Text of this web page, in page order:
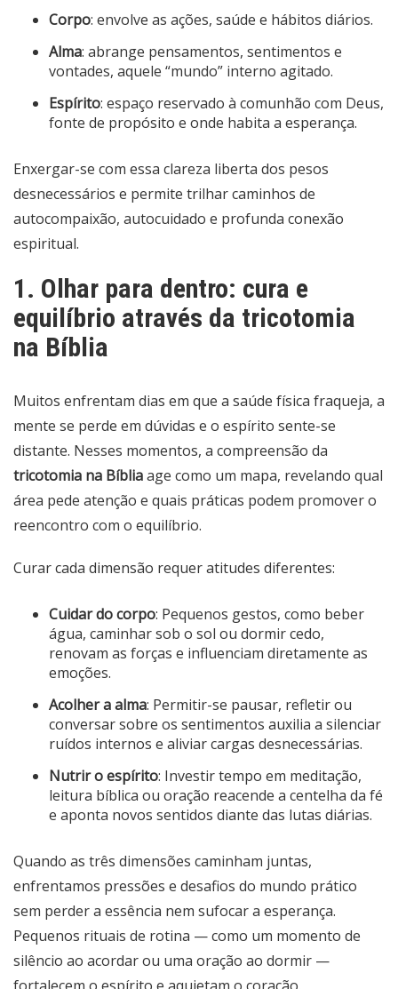
Corpo: envolve as ações, saúde e hábitos diários.
Alma: abrange pensamentos, sentimentos e
vontades, aquele “mundo” interno agitado.
Espírito: espaço reservado à comunhão com Deus,
fonte de propósito e onde habita a esperança.
Enxergar-se com essa clareza liberta dos pesos
desnecessários e permite trilhar caminhos de
autocompaixão, autocuidado e profunda conexão
espiritual.
1. Olhar para dentro: cura e
equilíbrio através da tricotomia
na Bíblia
Muitos enfrentam dias em que a saúde física fraqueja, a
mente se perde em dúvidas e o espírito sente-se
distante. Nesses momentos, a compreensão da
tricotomia na Bíbliaage como um mapa, revelando qual
área pede atenção e quais práticas podem promover o
reencontro com o equilíbrio.
Curar cada dimensão requer atitudes diferentes:
Cuidar do corpo: Pequenos gestos, como beber
água, caminhar sob o sol ou dormir cedo,
renovam as forças e influenciam diretamente as
emoções.
Acolher a alma: Permitir-se pausar, refletir ou
conversar sobre os sentimentos auxilia a silenciar
ruídos internos e aliviar cargas desnecessárias.
Nutrir o espírito: Investir tempo em meditação,
leitura bíblica ou oração reacende a centelha da fé
e aponta novos sentidos diante das lutas diárias.
Quando as três dimensões caminham juntas,
enfrentamos pressões e desafios do mundo prático
sem perder a essência nem sufocar a esperança.
Pequenos rituais de rotina — como um momento de
silêncio ao acordar ou uma oração ao dormir —